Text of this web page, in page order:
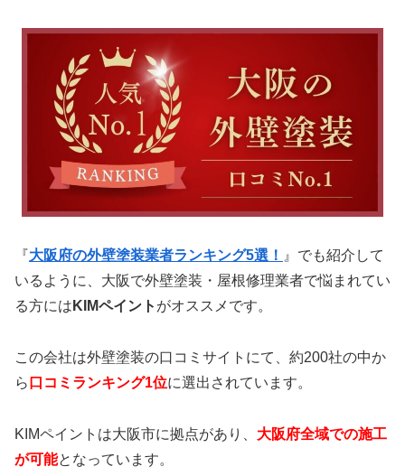
『大阪府の外壁塗装業者ランキング5選！ 』でも紹介して
いるように、大阪で外壁塗装・屋根修理業者で悩まれてい
る方には KIMペイント がオススメです。
この会社は外壁塗装の口コミサイトにて、約200社の中か
ら 口コミランキング1位に選出されています。
KIMペイントは大阪市に拠点があり、 大阪府全域での施工
が可能となっています。